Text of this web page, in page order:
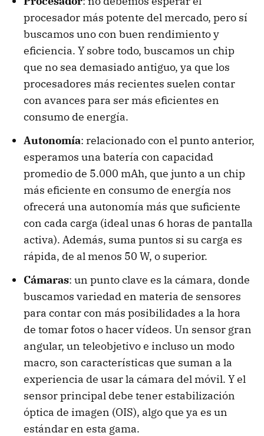
procesador más potente del mercado, pero sí
buscamos uno con buen rendimiento y
eficiencia. Y sobre todo, buscamos un chip
que no sea demasiado antiguo, ya que los
procesadores más recientes suelen contar
con avances para ser más eficientes en
consumo de energía.
Autonomía: relacionado con el punto anterior,
esperamos una batería con capacidad
promedio de 5.000 mAh, que junto a un chip
más eficiente en consumo de energía nos
ofrecerá una autonomía más que suficiente
con cada carga (ideal unas 6 horas de pantalla
activa). Además, suma puntos si su carga es
rápida, de al menos 50 W, o superior.
Cámaras: un punto clave es la cámara, donde
buscamos variedad en materia de sensores
para contar con más posibilidades a la hora
de tomar fotos o hacer vídeos. Un sensor gran
angular, un teleobjetivo e incluso un modo
macro, son características que suman a la
experiencia de usar la cámara del móvil. Y el
sensor principal debe tener estabilización
óptica de imagen (OIS), algo que ya es un
estándar en esta gama.